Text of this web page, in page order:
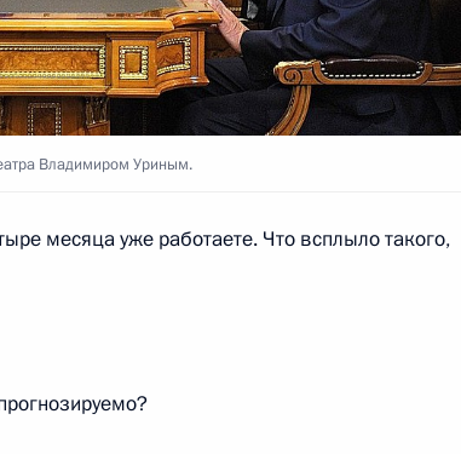
Большого театра
Владимиром Уриным.
месяца уже работаете. Что всплыло такого,